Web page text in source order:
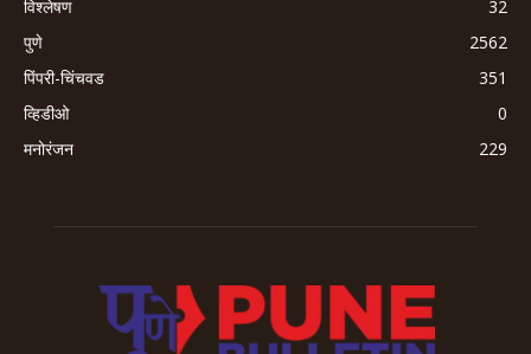
विश्लेषण
32
पुणे
2562
पिंपरी-चिंचवड
351
व्हिडीओ
0
मनोरंजन
229